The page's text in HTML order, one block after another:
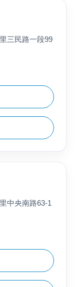
三民路一段99
中央南路63-1